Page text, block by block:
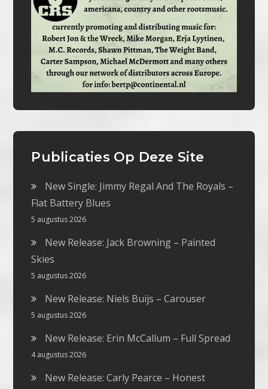
Publicaties Op Deze Site
New Single: Jimmy Regal And The Royals –
Flat Battery Blues
5 augustus 2026
New Release: Jack Browning – Painted
Skies
5 augustus 2026
New Release: Niels Buijs – Carouser
5 augustus 2026
New Release: Erin McCallum – Full Spread
4 augustus 2026
New Release: Carly Pearce – Honest